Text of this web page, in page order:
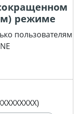
режиме
пользователям